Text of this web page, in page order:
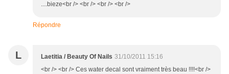
....bieze<br /> <br /> <br /> <br />
Répondre
L Laetitia / Beauty Of Nails 31/10/2011 15:16
<br /> <br /> Ces water decal sont vraiment très beau !!!!<br />